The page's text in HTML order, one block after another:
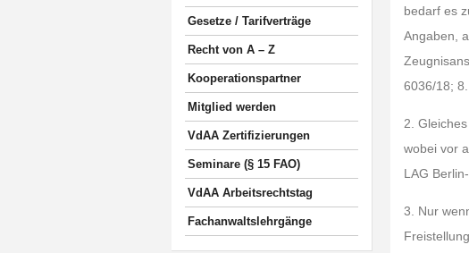
Gesetze / Tarifverträge
Recht von A – Z
Kooperationspartner
Mitglied werden
VdAA Zertifizierungen
Seminare (§ 15 FAO)
VdAA Arbeitsrechtstag
Fachanwaltslehrgänge
bedarf es
Angaben,
6036/18;
2.
wobei vor
LAG
3. Nur